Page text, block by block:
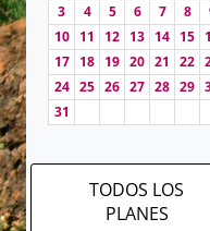
3
4 5 6 7 8
10 11 12 13 14 15
17 18 19 20 21 22
24 25 26 27 28 29
31
TODOS LOS
PLANES